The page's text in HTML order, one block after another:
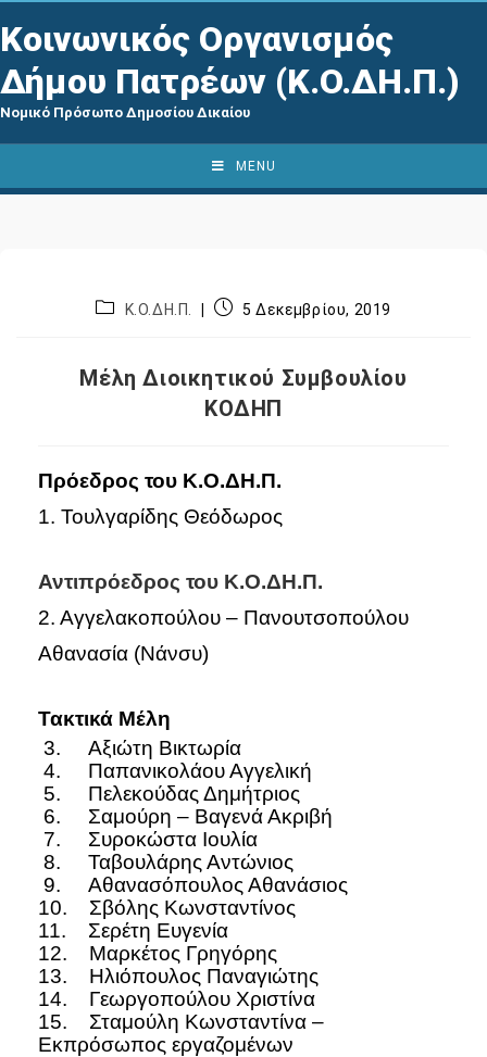
Κοινωνικός Οργανισμός
Δήμου Πατρέων (Κ.Ο.ΔΗ.Π.)
Νομικό Πρόσωπο Δημοσίου Δικαίου
MENU
Κ.Ο.ΔΗ.Π. 5 Δεκεμβρίου, 2019
Μέλη Διοικητικού Συμβουλίου
ΚΟΔΗΠ
Πρόεδρος του Κ.Ο.ΔΗ.Π.
1. Τουλγαρίδης Θεόδωρος
Αντιπρόεδρος του Κ.Ο.ΔΗ.Π.
2. Αγγελακοπούλου – Πανουτσοπούλου
Αθανασία (Νάνσυ)
Τακτικά Μέλη
3. Αξιώτη Βικτωρία
4. Παπανικολάου Αγγελική
5. Πελεκούδας Δημήτριος
6. Σαμούρη – Βαγενά Ακριβή
7. Συροκώστα Ιουλία
8. Ταβουλάρης Αντώνιος
9. Αθανασόπουλος Αθανάσιος
10. Σβόλης Κωνσταντίνος
11. Σερέτη Ευγενία
12. Μαρκέτος Γρηγόρης
13. Ηλιόπουλος Παναγιώτης
14. Γεωργοπούλου Χριστίνα
15. Σταμούλη Κωνσταντίνα –
Εκπρόσωπος εργαζομένων